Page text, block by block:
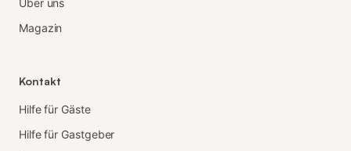
Über uns
Magazin
Kontakt
Hilfe für Gäste
Hilfe für Gastgeber